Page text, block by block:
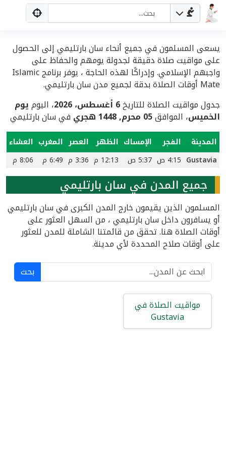
يسعى المسلمون في جميع أنحاء سان بارتليمي إلى الحصول
على مواقيت صلاة دقيقة لجدولة يومهم والحفاظ على
واجبهم الإسلامي. وإدراكًا لهذه الحاجة ، يوفر برنامج Islamic
Mate أوقات الصلاة بدقة لجميع مدن سان بارتليمي.
جدول مواقيت الصلاة للتاريخ6 أغسطس، 2026 ، اليوميوم
الخميس، الموافق05 محرم, 1448 هجري في سان بارتليمي
المدينة الفجر الإمساك الظهر العصر المغرب العشاء
Gustavia 4:15 ص 5:37 ص 12:13 م 3:36 م 6:49 م 8:06 م
جميع المدن في سان بارتليمي
المسلمون الذين يقيمون خارج المدن الكبرى في سان بارتليمي
أو يسافرون داخل سان بارتليمي ، من السهل العثور على
أوقات الصلاة هنا. تحقق من قائمتنا الشاملة للمدن للعثور
على أوقات صلاح المحددة لأي مدينة.
بحث
مواقيت الصلاة في
Gustavia